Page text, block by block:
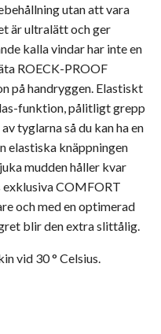
utan att vara
är ultralätt och ger
kalla vindar har inte en
ROECK-PROOF
på handryggen. Elastiskt
funktion, pålitligt grepp
tyglarna så du kan ha en
elastiska knäppningen
mudden håller kvar
exklusiva COMFORT
och med en optimerad
blir den extra slittålig.
vid 30 ° Celsius.